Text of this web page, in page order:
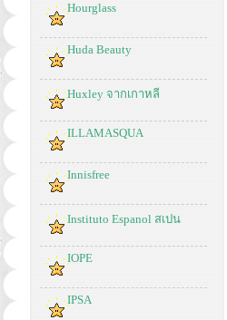
Hourglass
Huda Beauty
Huxley จากเกาหลี
ILLAMASQUA
Innisfree
Instituto Espanol สเปน
IOPE
IPSA